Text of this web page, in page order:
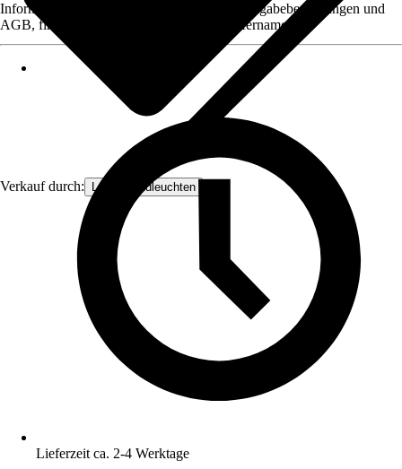
Verkauf durch: Lampenundleuchten
Informationen des Verkäufers, wie z. B. Rückgabebedingungen und
AGB, finden Sie bei Klick auf den Verkäufernamen.
Lieferzeit ca. 2-4 Werktage